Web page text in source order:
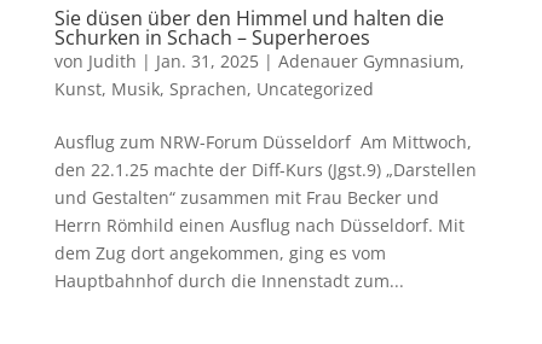
Sie düsen über den Himmel und halten die
Schurken in Schach – Superheroes
von Judith | Jan. 31, 2025| Adenauer Gymnasium,
Kunst, Musik, Sprachen, Uncategorized
Ausflug zum NRW-Forum Düsseldorf Am Mittwoch,
den 22.1.25 machte der Diff-Kurs (Jgst.9) „Darstellen
und Gestalten“ zusammen mit Frau Becker und
Herrn Römhild einen Ausflug nach Düsseldorf. Mit
dem Zug dort angekommen, ging es vom
Hauptbahnhof durch die Innenstadt zum...